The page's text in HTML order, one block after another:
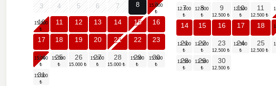
3
4 5 6 7 8 9
10 11 12 13 14 15 16
17 18 19 20 21 22 23
24 25 26 27 28 29 30
31
7 8 9 10 11
14 15 16 17 18
21 22 23 24 25
28 29 30